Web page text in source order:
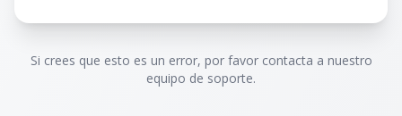
Si crees que esto es un error, por favor contacta a nuestro
equipo de soporte.